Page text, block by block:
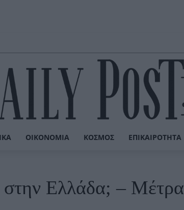
ΟΙΚΟΝΟΜΊΑ ΚΌΣΜΟΣ ΕΠΙΚΑΙΡΌΤΗΤΑ
στην Ελλάδα; – Μέτρα